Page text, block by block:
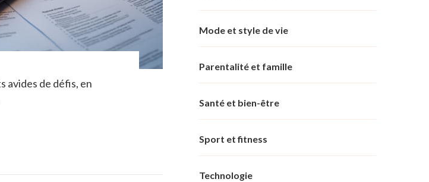
avides de défis, en
Mode et style de vie
Parentalité et famille
Santé et bien-être
Sport et fitness
Technologie